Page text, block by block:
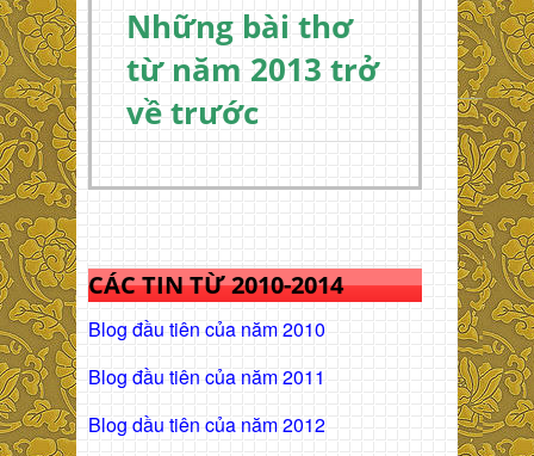
Những bài thơ
từ năm 2013 trở
về trước
CÁC TIN TỪ 2010-2014
Blog đầu tiên của năm 2010
Blog đầu tiên của năm 2011
Blog dầu tiên của năm 2012